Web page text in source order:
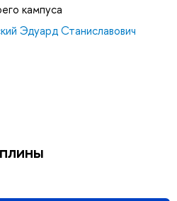
кампуса
Эдуард Станиславович